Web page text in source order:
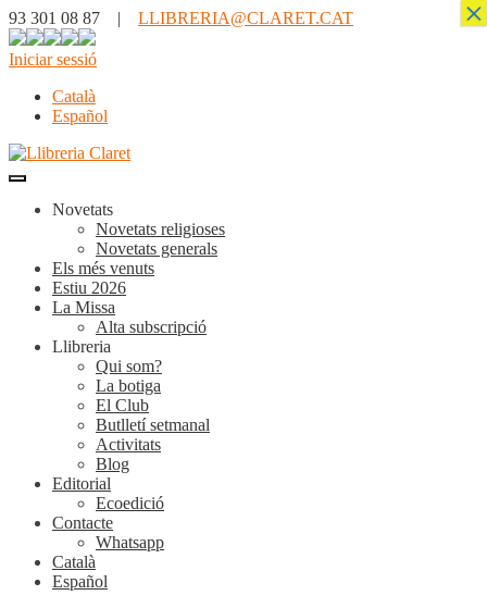
93 301 08 87 | LLIBRERIA@CLARET.CAT
Iniciar sessió
Català
Español
Novetats
Novetats religioses
Novetats generals
Els més venuts
Estiu 2026
La Missa
Alta subscripció
Llibreria
Qui som?
La botiga
El Club
Butlletí setmanal
Activitats
Blog
Editorial
Ecoedició
Contacte
Whatsapp
Català
Español
×